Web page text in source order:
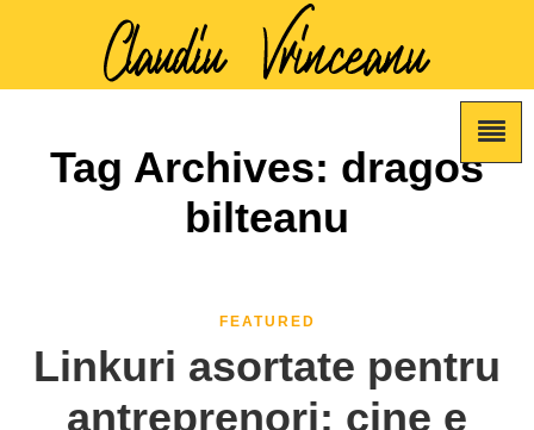
Tag Archives: dragos
bilteanu
FEATURED
Linkuri asortate pentru
antreprenori: cine e